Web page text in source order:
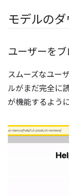
モデルの
ユーザーを
スムーズなユー
ルがまだ完全に
が機能するように